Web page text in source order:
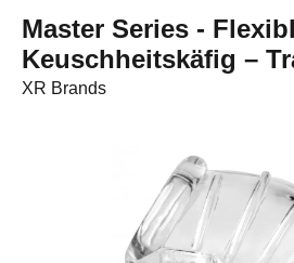
Master Series -
Keuschheitskäfig –
XR Brands
Bildergalerie überspringen